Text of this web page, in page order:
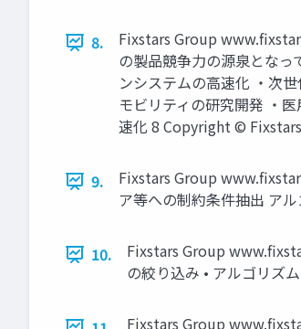
8.
Fixstars Group
の製品競争力の源泉とな
ンシステムの高速化 ・次
モビリティの研究開発 ・
速化 8 Copyright ©
9.
Fixstars Group
ア等への制約条件抽出 ア
10.
Fixstars Group
の絞り込み • アルゴリズ
Fixstars Group